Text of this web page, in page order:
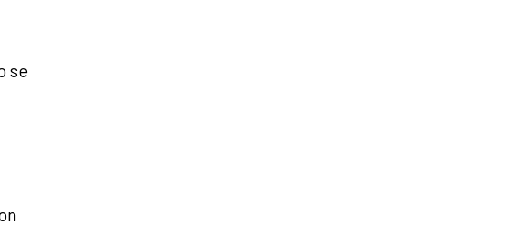
se